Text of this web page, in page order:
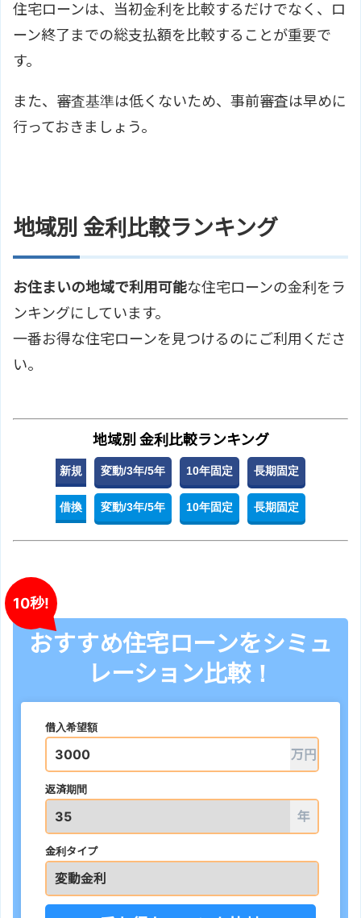
住宅ローンは、当初金利を比較するだけでなく、ロ
ーン終了までの総支払額を比較することが重要で
す。
また、審査基準は低くないため、事前審査は早めに
行っておきましょう。
地域別 金利比較ランキング
お住まいの地域で利用可能な住宅ローンの金利をラ
ンキングにしています。
一番お得な住宅ローンを見つけるのにご利用くださ
い。
地域別 金利比較ランキング
新規 変動/3年/5年 10年固定 長期固定
借換 変動/3年/5年 10年固定 長期固定
10秒!
おすすめ住宅ローンをシミュ
レーション比較！
借入希望額
万円
返済期間
年
金利タイプ